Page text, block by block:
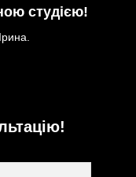
студією!